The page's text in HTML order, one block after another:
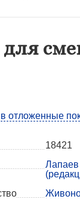
отложенные
18421